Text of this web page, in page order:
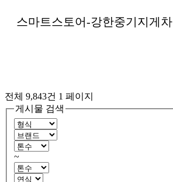
스마트스토어-강한중기지게차
전체 9,843건 1 페이지
게시물 검색
~